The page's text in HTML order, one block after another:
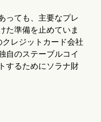
っても、主要なプレ
た準備を止めていま
レジットカード会社
自のステーブルコイ
するためにソラナ財